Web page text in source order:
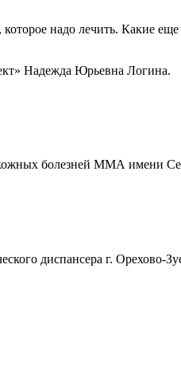
надо лечить. Какие
Надежда Юрьевна Логина.
болезней ММА имени
диспансера г. Орехово-